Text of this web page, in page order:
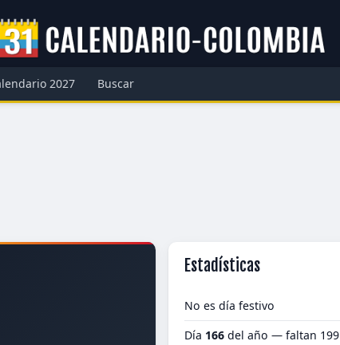
2027 Buscar
Estadísticas
No es día festivo
Día 166 del año — faltan 199